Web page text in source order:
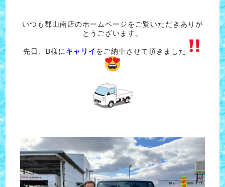
いつも郡山南店のホームページをご覧いただきありが
とうございます。
先日、B様に キャリイ をご納車させて頂きました